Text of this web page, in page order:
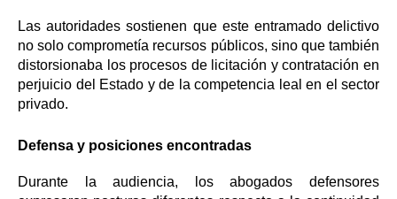
Las autoridades sostienen que este entramado delictivo
no solo comprometía recursos públicos, sino que también
distorsionaba los procesos de licitación y contratación en
perjuicio del Estado y de la competencia leal en el sector
privado.
Defensa y posiciones encontradas
Durante la audiencia, los abogados defensores